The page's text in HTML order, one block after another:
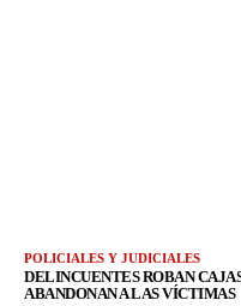
POLICIALES Y JUDICIALES
DELINCUENTES ROBAN
ABANDONAN A LAS VÍCTIMAS